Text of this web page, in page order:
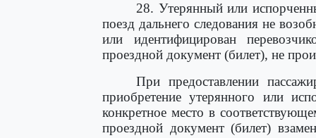
28. Утерянный или
поезд дальнего следования не
или идентифицирован
проездной документ (билет), не
При предоставлении
приобретение утерянного или
конкретное место в
проездной документ (билет)